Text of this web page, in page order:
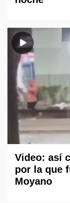
Video: así
por la que
Moyano